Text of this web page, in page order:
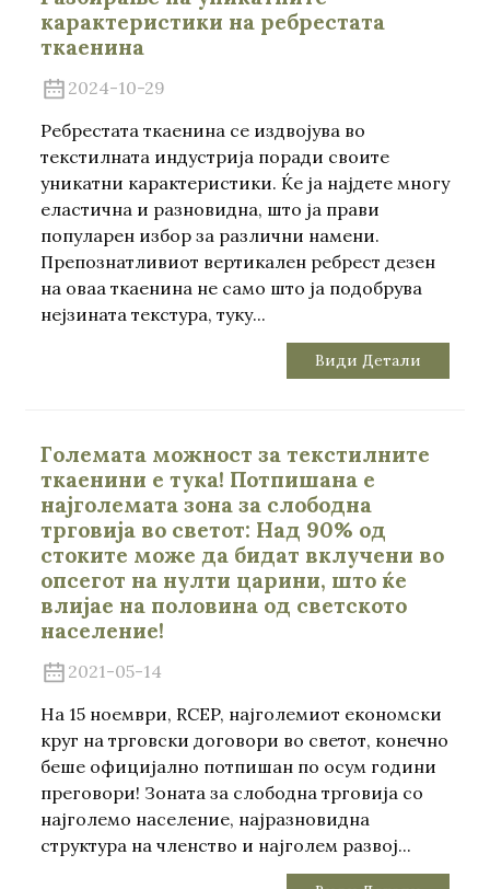
карактеристики на ребрестата
ткаенина
2024-10-29
Ребрестата ткаенина се издвојува во
текстилната индустрија поради своите
уникатни карактеристики. Ќе ја најдете многу
еластична и разновидна, што ја прави
популарен избор за различни намени.
Препознатливиот вертикален ребрест дезен
на оваа ткаенина не само што ја подобрува
нејзината текстура, туку...
Види Детали
Големата можност за текстилните
ткаенини е тука! Потпишана е
најголемата зона за слободна
трговија во светот: Над 90% од
стоките може да бидат вклучени во
опсегот на нулти царини, што ќе
влијае на половина од светското
население!
2021-05-14
На 15 ноември, RCEP, најголемиот економски
круг на трговски договори во светот, конечно
беше официјално потпишан по осум години
преговори! Зоната за слободна трговија со
најголемо население, најразновидна
структура на членство и најголем развој...